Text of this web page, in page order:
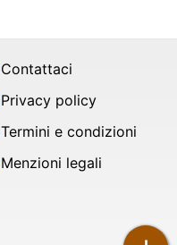
Contattaci
Privacy policy
Termini e condizioni
Menzioni legali